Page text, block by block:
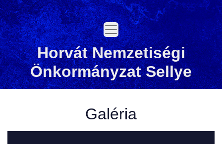
Ugrás
a
fő
régióra
Horvát Nemzetiségi
Önkormányzat Sellye
Galéria